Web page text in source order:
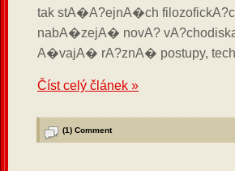
tak stA�A?ejnA�ch
nabA�zejA� novA?
A�vajA� rA?znA� postupy,
Číst celý článek »
(1) Comment